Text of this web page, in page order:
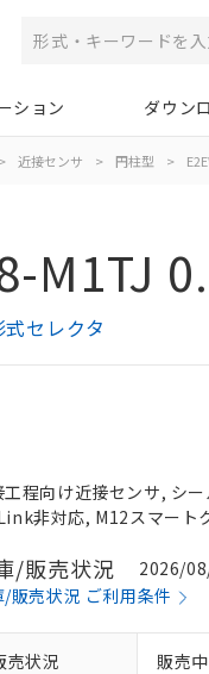
ション ダウン
> 近接センサ > 円柱型 >
M1TJ
セレクタ
工程向け近接センサ, シ
非対応, M12スマート
/販売状況
2026/
/販売状況 ご利用条件
売状況 販売中